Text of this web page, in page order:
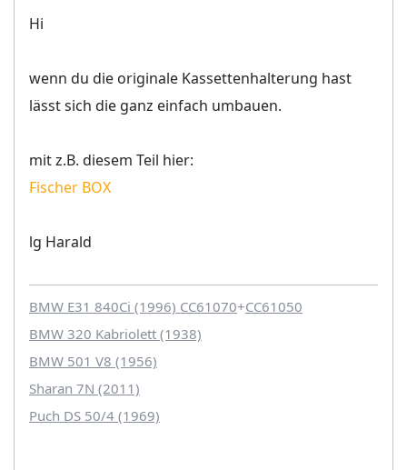
Hi
wenn du die originale Kassettenhalterung hast
lässt sich die ganz einfach umbauen.
mit z.B. diesem Teil hier:
Fischer BOX
lg Harald
BMW E31 840Ci (1996) CC61070+CC61050
BMW 320 Kabriolett (1938)
BMW 501 V8 (1956)
Sharan 7N (2011)
Puch DS 50/4 (1969)